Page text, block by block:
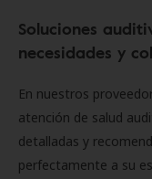
Soluciones
necesidades y
En nuestros
atención de salud
detalladas y
perfectamente a su